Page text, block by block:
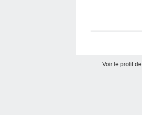
Voir le profil de